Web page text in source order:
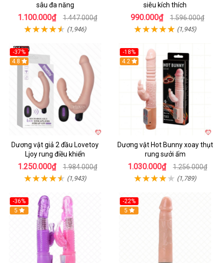
sâu đa năng
1.100.000₫ 1.447.000₫
(1,946)
siêu kích thích
990.000₫ 1.596.000₫
(1,945)
-37%
Hot
4.8
Dương vật giả 2 đầu Lovetoy
Ljoy rung điều khiển
1.250.000₫ 1.984.000₫
(1,943)
-18%
Hot
4.2
Dương vật Hot Bunny xoay thụt
rung sưởi ấm
1.030.000₫ 1.256.000₫
(1,789)
-36%
Hot
5
-22%
Hot
5